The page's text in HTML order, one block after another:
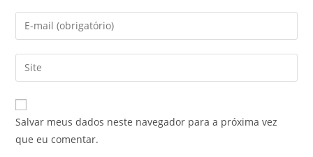
Salvar meus dados neste navegador para a próxima vez
que eu comentar.